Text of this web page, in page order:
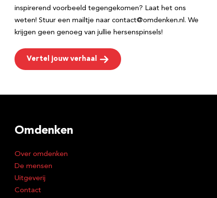
inspirerend voorbeeld tegengekomen? Laat het ons
weten! Stuur een mailtje naar contact@omdenken.nl. We
krijgen geen genoeg van jullie hersenspinsels!
Vertel jouw verhaal
Omdenken
Over omdenken
De mensen
Uitgeverij
Contact